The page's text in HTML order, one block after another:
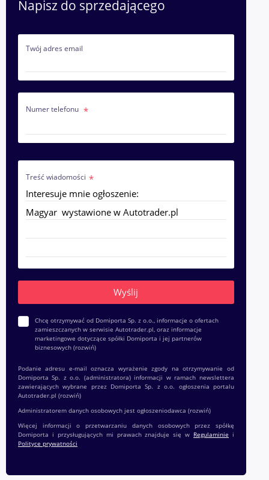
Napisz do sprzedającego
Twój adres email
Numer telefonu
Treść wiadomości
Chcę otrzymywać od Domiporta Sp. z o.o., informacje o ofertach
zamieszczanych w serwisie Autotrader.pl, oraz informacje
marketingowe dotyczące spółki Domiporta i jej partnerów
biznesowych (rozwiń)
Podanie adresu e-mail oznacza wyrażenie zgody na otrzymywanie od
Domiporta Sp. z o.o. (administratora) informacji w ramach newslettera
zawierających wybrane przez Domiporta Sp. z o.o. ogłoszenia portalu
Autotrader.pl (rozwiń)
Administratorem danych osobowych jest ogłoszeniodawca (rozwiń)
Więcej informacji o przetwarzaniu danych osobowych przez spółkę
Domiporta i przysługujących mi prawach znajduje się w Regulaminie i
Polityce prywatności